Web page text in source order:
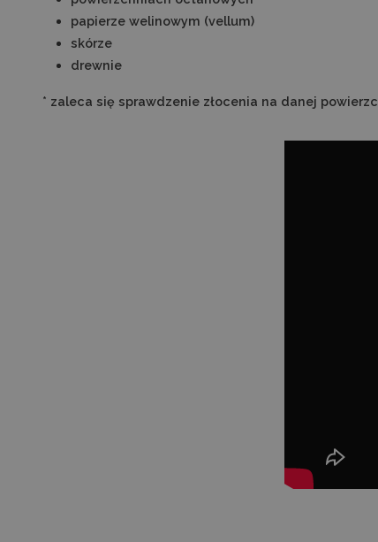
papierze welinowym (vellum)
skórze
drewnie
* zaleca się sprawdzenie złocenia na danej